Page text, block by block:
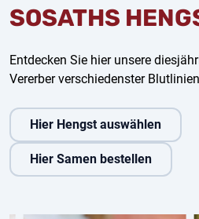
SOSATHS
Entdecken Sie hier unsere
Vererber verschiedenster
Hier Hengst auswählen
Hier Samen bestellen